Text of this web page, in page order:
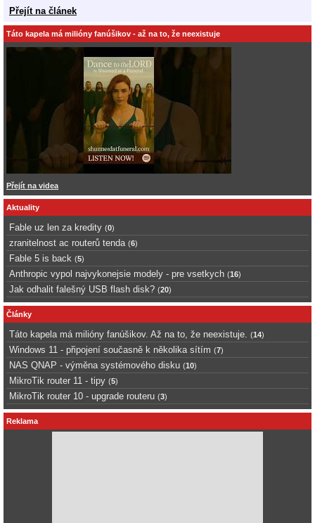
Přejít na článek
Táto kapela má milióny fanúšikov - až na to, že neexistuje
Přejít na videa
Aktuality
Fable uz len za kredity (0)
zranitelnost ac routerů tenda (6)
Fable 5 is back (5)
Anthropic vypol najvykonejsie modely - pre vsetkych (16)
Jak odhalit falešný USB flash disk? (20)
Články
Táto kapela má milióny fanúšikov. Až na to, že neexistuje. (14)
Windows 11 - připojení současně k několika sítím (7)
NAS QNAP - výměna systémového disku (10)
MikroTik router 11 - tipy (5)
MikroTik router 10 - upgrade routeru (3)
Reklama